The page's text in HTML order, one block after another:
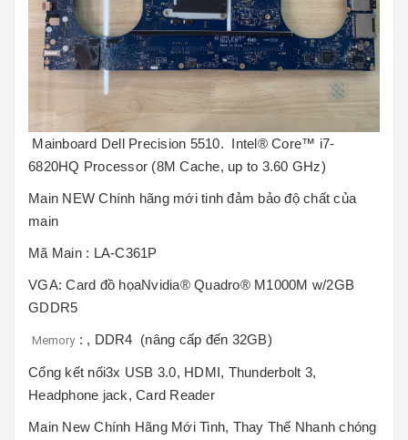
Mainboard Dell Precision 5510. Intel® Core™ i7-
6820HQ Processor (8M Cache, up to 3.60 GHz)
Main NEW Chính hãng mới tinh đảm bảo độ chất của
main
Mã Main : LA-C361P
VGA: Card đồ họaNvidia® Quadro® M1000M w/2GB
GDDR5
Memory : , DDR4 (nâng cấp đến 32GB)
Cổng kết nối3x USB 3.0, HDMI, Thunderbolt 3,
Headphone jack, Card Reader
Main New Chính Hãng Mới Tinh, Thay Thế Nhanh chóng